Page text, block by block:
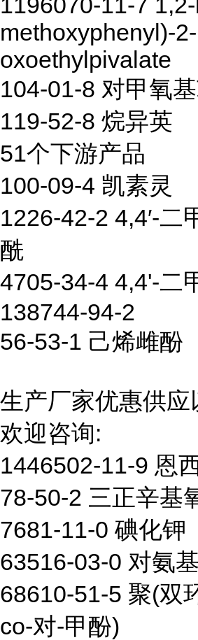
methoxyphenyl)-2-
oxoethylpivalate
104-01-8 对甲氧
119-52-8 烷异英
51个下游产品
100-09-4 凯素灵
1226-42-2 4,4′-二
酰
4705-34-4 4,4'-二
138744-94-2
56-53-1 己烯雌酚
生产厂家优惠供应
欢迎咨询:
1446502-11-9 恩
78-50-2 三正辛基
7681-11-0 碘化钾
63516-03-0 对氨
68610-51-5 聚(双
co-对-甲酚)